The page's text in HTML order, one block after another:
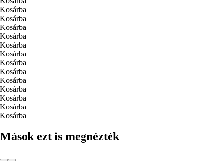
Kosárba
Kosárba
Kosárba
Kosárba
Kosárba
Kosárba
Kosárba
Kosárba
Kosárba
Kosárba
Kosárba
Kosárba
Kosárba
Mások ezt is megnézték